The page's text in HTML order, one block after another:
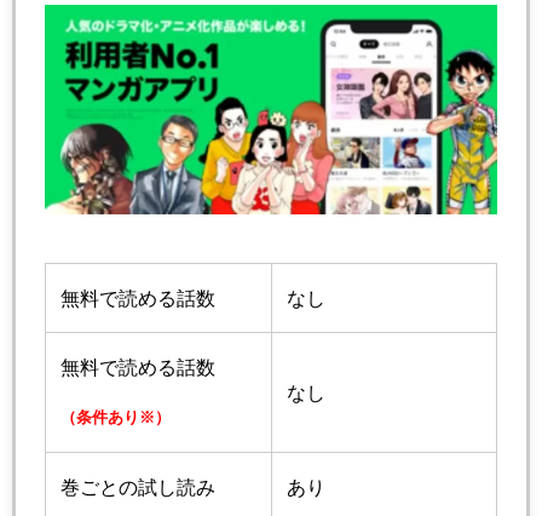
無料で読める話数 なし
無料で読める話数
（条件あり※）
なし
巻ごとの試し読み あり